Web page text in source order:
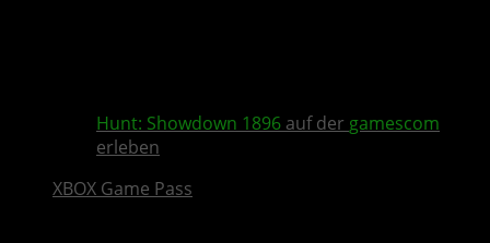
Hunt: Showdown 1896 auf der gamescom
erleben
XBOX Game Pass